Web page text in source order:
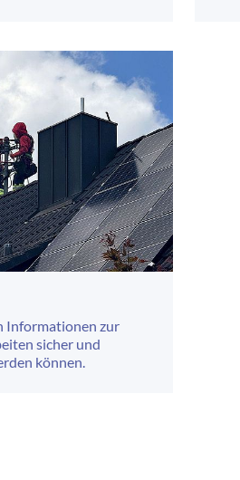
Informationen zur
sicher und
können.